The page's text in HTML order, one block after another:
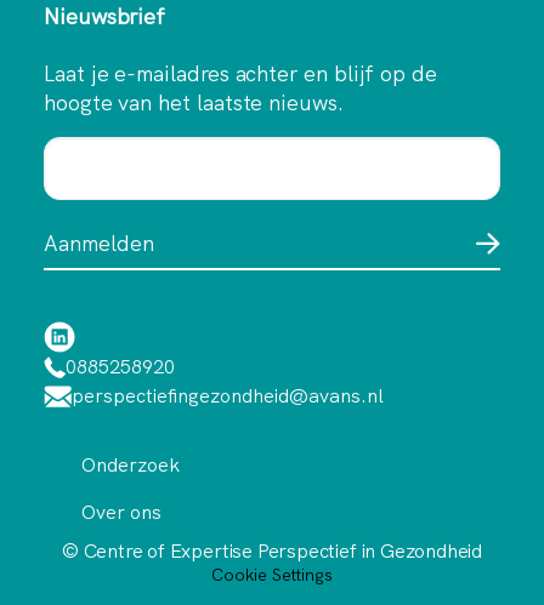
Nieuwsbrief
Laat je e-mailadres achter en blijf op de
hoogte van het laatste nieuws.
0885258920
perspectiefingezondheid@avans.nl
Onderzoek
Over ons
© Centre of Expertise Perspectief in Gezondheid
Cookie Settings